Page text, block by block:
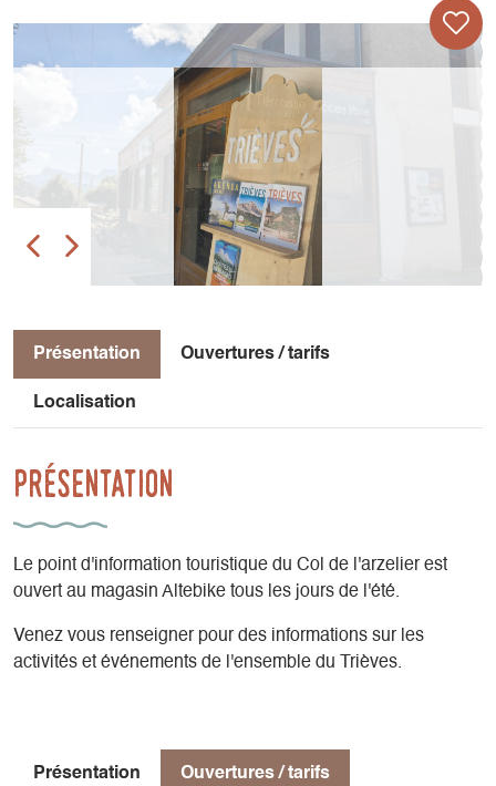
Présentation Ouvertures / tarifs
Localisation
Présentation
Le point d'information touristique du Col de l'arzelier est
ouvert au magasin Altebike tous les jours de l'été.
Venez vous renseigner pour des informations sur les
activités et événements de l'ensemble du Trièves.
Présentation Ouvertures / tarifs